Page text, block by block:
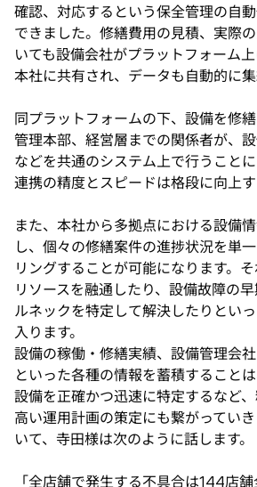
確認、対応するという保全管理の自
できました。修繕費用の見積、実際
いても設備会社がプラットフォーム
本社に共有され、データも自動的に集
同プラットフォームの下、設備を修繕
管理本部、経営層までの関係者が、
などを共通のシステム上で行うこと
連携の精度とスピードは格段に向上す
また、本社から多拠点における設備
し、個々の修繕案件の進捗状況を単
リングすることが可能になります。
リソースを融通したり、設備故障の
ルネックを特定して解決したりとい
入ります。
設備の稼働・修繕実績、設備管理会
といった各種の情報を蓄積すること
設備を正確かつ迅速に特定するなど
高い運用計画の策定にも繋がってい
いて、寺田様は次のように話します。
「全店舗で発生する不具合は144店